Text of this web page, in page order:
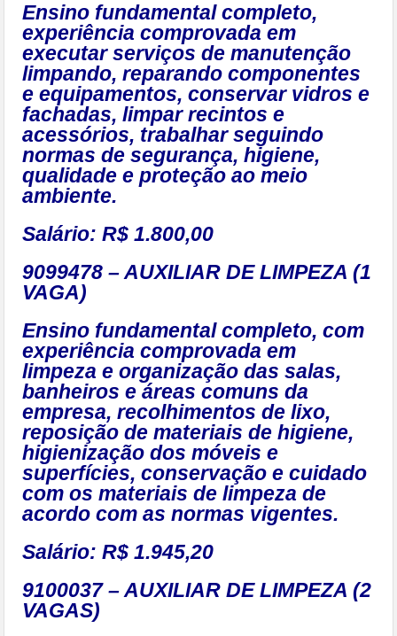
Ensino fundamental completo,
experiência comprovada em
executar serviços de manutenção
limpando, reparando componentes
e equipamentos, conservar vidros e
fachadas, limpar recintos e
acessórios, trabalhar seguindo
normas de segurança, higiene,
qualidade e proteção ao meio
ambiente.
Salário: R$ 1.800,00
9099478 – AUXILIAR DE LIMPEZA (1
VAGA)
Ensino fundamental completo, com
experiência comprovada em
limpeza e organização das salas,
banheiros e áreas comuns da
empresa, recolhimentos de lixo,
reposição de materiais de higiene,
higienização dos móveis e
superfícies, conservação e cuidado
com os materiais de limpeza de
acordo com as normas vigentes.
Salário: R$ 1.945,20
9100037 – AUXILIAR DE LIMPEZA (2
VAGAS)